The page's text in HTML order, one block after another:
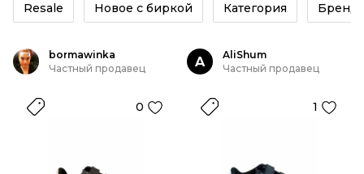
Resale Новое с биркой Категория Бренд
bormawinka
Частный продавец
0
A
AliShum
Частный продавец
1